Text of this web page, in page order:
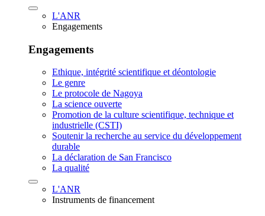
L'ANR
Engagements
Engagements
Ethique, intégrité scientifique et déontologie
Le genre
Le protocole de Nagoya
La science ouverte
Promotion de la culture scientifique, technique et
industrielle (CSTI)
Soutenir la recherche au service du développement
durable
La déclaration de San Francisco
La qualité
L'ANR
Instruments de financement